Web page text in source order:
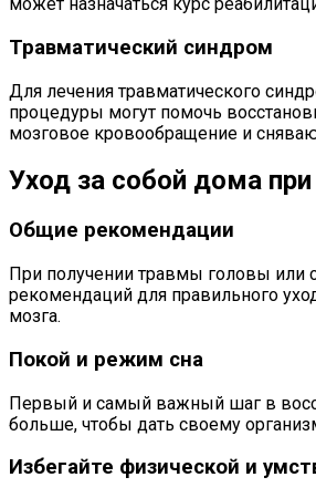
Травматический синдром
Для лечения травматического
процедуры могут помочь
мозговое кровообращение и
Уход за собой дома
Общие рекомендации
При получении травмы головы или
рекомендаций для правильного
мозга.
Покой и режим сна
Первый и самый важный шаг в
больше, чтобы дать своему
Избегайте физической и